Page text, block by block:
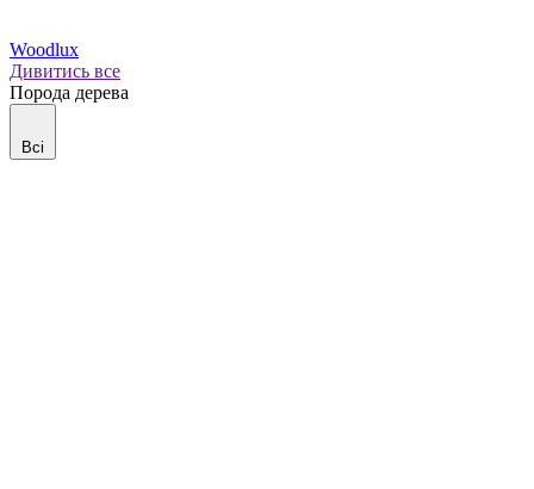
Woodlux
Дивитись все
Порода дерева
Всі